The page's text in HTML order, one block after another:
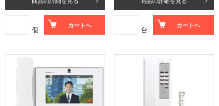
個 カートへ 台 カートへ